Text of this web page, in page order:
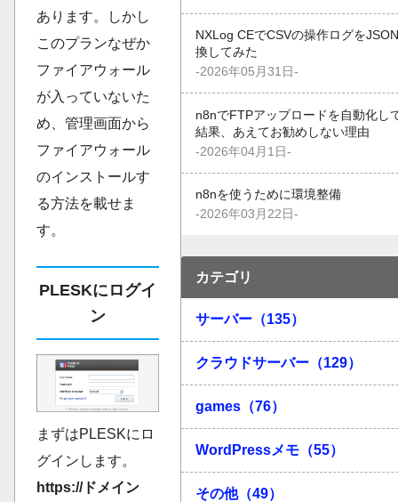
あります。しかし
このプランなぜか
ファイアウォール
が入っていないた
め、管理画面から
ファイアウォール
のインストールす
る方法を載せま
す。
PLESKにログイ
ン
まずはPLESKにロ
グインします。
https://ドメイン
NXLog CEでCSVの操作ログを
換してみた
-2026年05月31日-
n8nでFTPアップロードを自動化し
結果、あえてお勧めしない理由
-2026年04月1日-
n8nを使うために環境整備
-2026年03月22日-
カテゴリ
サーバー（135）
クラウドサーバー（129）
games（76）
WordPressメモ（55）
その他（49）